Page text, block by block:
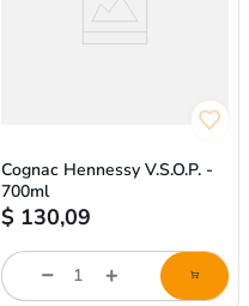
Cognac Hennessy V.S.O.P. -
700ml
$ 130,09
store/product-